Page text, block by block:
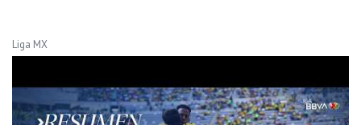
Liga MX